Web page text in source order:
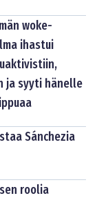
woke-
ihastui
ja syyti hänelle
Sánchezia
roolia